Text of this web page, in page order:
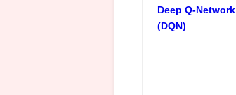
Deep Q-Network
(DQN)